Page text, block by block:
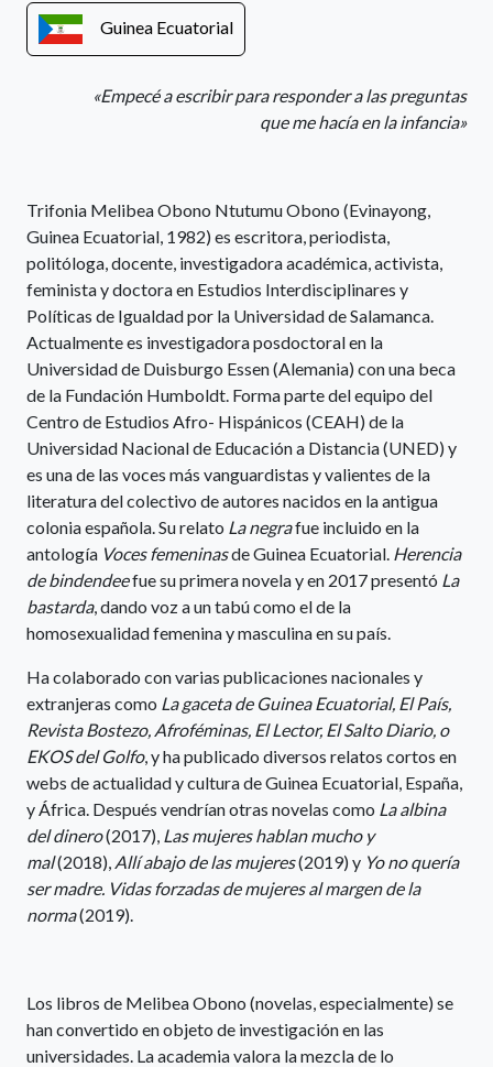
Guinea Ecuatorial
«Empecé a escribir para responder a las preguntas
que me hacía en la infancia»
Trifonia Melibea Obono Ntutumu Obono (Evinayong,
Guinea Ecuatorial, 1982) es escritora, periodista,
politóloga, docente, investigadora académica, activista,
feminista y doctora en Estudios Interdisciplinares y
Políticas de Igualdad por la Universidad de Salamanca.
Actualmente es investigadora posdoctoral en la
Universidad de Duisburgo Essen (Alemania) con una beca
de la Fundación Humboldt. Forma parte del equipo del
Centro de Estudios Afro- Hispánicos (CEAH) de la
Universidad Nacional de Educación a Distancia (UNED) y
es una de las voces más vanguardistas y valientes de la
literatura del colectivo de autores nacidos en la antigua
colonia española. Su relato La negrafue incluido en la
antología Voces femeninasde Guinea Ecuatorial. Herencia
de bindendeefue su primera novela y en 2017 presentó La
bastarda, dando voz a un tabú como el de la
homosexualidad femenina y masculina en su país.
Ha colaborado con varias publicaciones nacionales y
extranjeras como La gaceta de Guinea Ecuatorial, El País,
Revista Bostezo, Afroféminas, El Lector, El Salto Diario, o
EKOS del Golfo, y ha publicado diversos relatos cortos en
webs de actualidad y cultura de Guinea Ecuatorial, España,
y África. Después vendrían otras novelas como La albina
del dinero(2017), Las mujeres hablan mucho y
mal(2018), Allí abajo de las mujeres(2019) y Yo no quería
ser madre. Vidas forzadas de mujeres al margen de la
norma(2019).
Los libros de Melibea Obono (novelas, especialmente) se
han convertido en objeto de investigación en las
universidades. La academia valora la mezcla de lo